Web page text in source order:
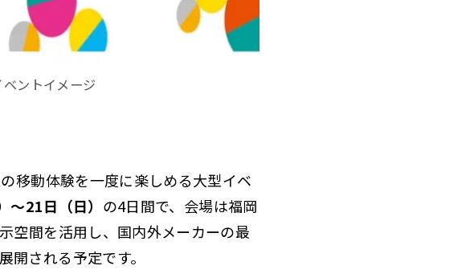
ントイメージ
移動体験を一度に楽しめる大型イベ
21日（日） の4日間で、会場は福岡
空間を活用し、国内外メーカーの最
される予定です。